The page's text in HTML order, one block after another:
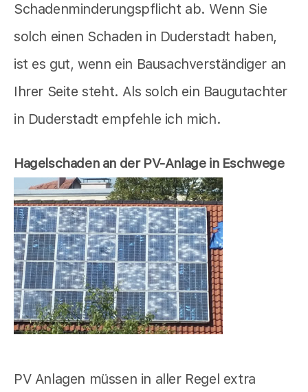
Schadenminderungspflicht ab. Wenn Sie
solch einen Schaden in Duderstadt haben,
ist es gut, wenn ein Bausachverständiger an
Ihrer Seite steht. Als solch ein Baugutachter
in Duderstadt empfehle ich mich.
Hagelschaden an der PV-Anlage in Eschwege
PV Anlagen müssen in aller Regel extra